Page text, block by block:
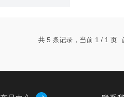
共 5 条记录，当前 1 / 1